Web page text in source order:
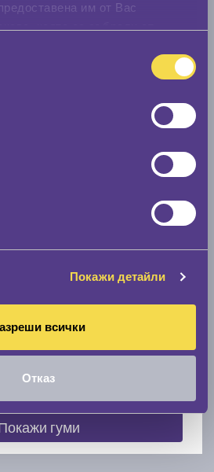
им от Вас
Покажи детайли
всички
Отказ
Стар размер
с новия размер
гуми